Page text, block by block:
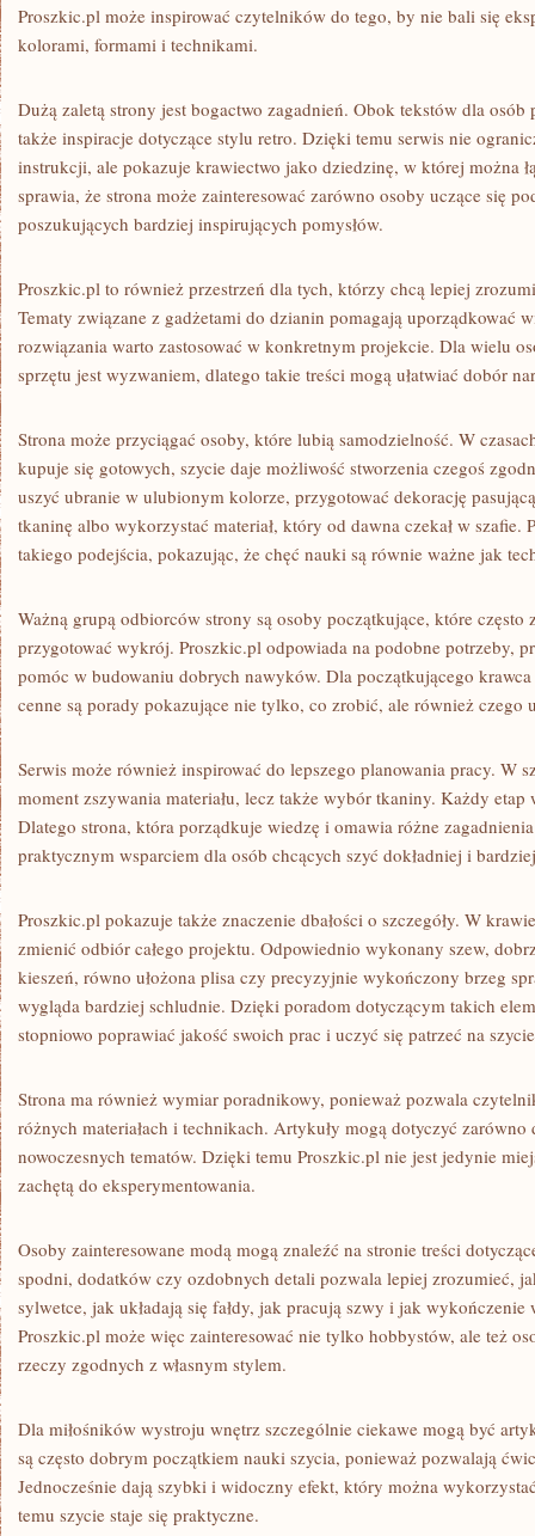
Proszkic.pl może inspirować czytelników do tego, by nie bali się
kolorami, formami i technikami.
Dużą zaletą strony jest bogactwo zagadnień. Obok tekstów dla
także inspiracje dotyczące stylu retro. Dzięki temu serwis nie
instrukcji, ale pokazuje krawiectwo jako dziedzinę, w której można
sprawia, że strona może zainteresować zarówno osoby uczące się
poszukujących bardziej inspirujących pomysłów.
Proszkic.pl to również przestrzeń dla tych, którzy chcą lepiej
Tematy związane z gadżetami do dzianin pomagają uporządkować
rozwiązania warto zastosować w konkretnym projekcie. Dla wielu
sprzętu jest wyzwaniem, dlatego takie treści mogą ułatwiać dobór
Strona może przyciągać osoby, które lubią samodzielność. W
kupuje się gotowych, szycie daje możliwość stworzenia czegoś
uszyć ubranie w ulubionym kolorze, przygotować dekorację
tkaninę albo wykorzystać materiał, który od dawna czekał w szafie.
takiego podejścia, pokazując, że chęć nauki są równie ważne jak
Ważną grupą odbiorców strony są osoby początkujące, które często
przygotować wykrój. Proszkic.pl odpowiada na podobne potrzeby,
pomóc w budowaniu dobrych nawyków. Dla początkującego
cenne są porady pokazujące nie tylko, co zrobić, ale również czego
Serwis może również inspirować do lepszego planowania pracy. W
moment zszywania materiału, lecz także wybór tkaniny. Każdy etap
Dlatego strona, która porządkuje wiedzę i omawia różne
praktycznym wsparciem dla osób chcących szyć dokładniej i
Proszkic.pl pokazuje także znaczenie dbałości o szczegóły. W
zmienić odbiór całego projektu. Odpowiednio wykonany szew,
kieszeń, równo ułożona plisa czy precyzyjnie wykończony brzeg
wygląda bardziej schludnie. Dzięki poradom dotyczącym takich
stopniowo poprawiać jakość swoich prac i uczyć się patrzeć na
Strona ma również wymiar poradnikowy, ponieważ pozwala
różnych materiałach i technikach. Artykuły mogą dotyczyć
nowoczesnych tematów. Dzięki temu Proszkic.pl nie jest jedynie
zachętą do eksperymentowania.
Osoby zainteresowane modą mogą znaleźć na stronie treści
spodni, dodatków czy ozdobnych detali pozwala lepiej zrozumieć,
sylwetce, jak układają się fałdy, jak pracują szwy i jak wykończenie
Proszkic.pl może więc zainteresować nie tylko hobbystów, ale też
rzeczy zgodnych z własnym stylem.
Dla miłośników wystroju wnętrz szczególnie ciekawe mogą być
są często dobrym początkiem nauki szycia, ponieważ pozwalają
Jednocześnie dają szybki i widoczny efekt, który można
temu szycie staje się praktyczne.